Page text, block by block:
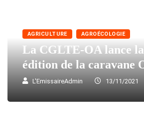
AGRICULTURE AGROÉCOLOGIE
La CGLTE-OA lance
édition de la caravane
L'EmissaireAdmin 13/11/2021